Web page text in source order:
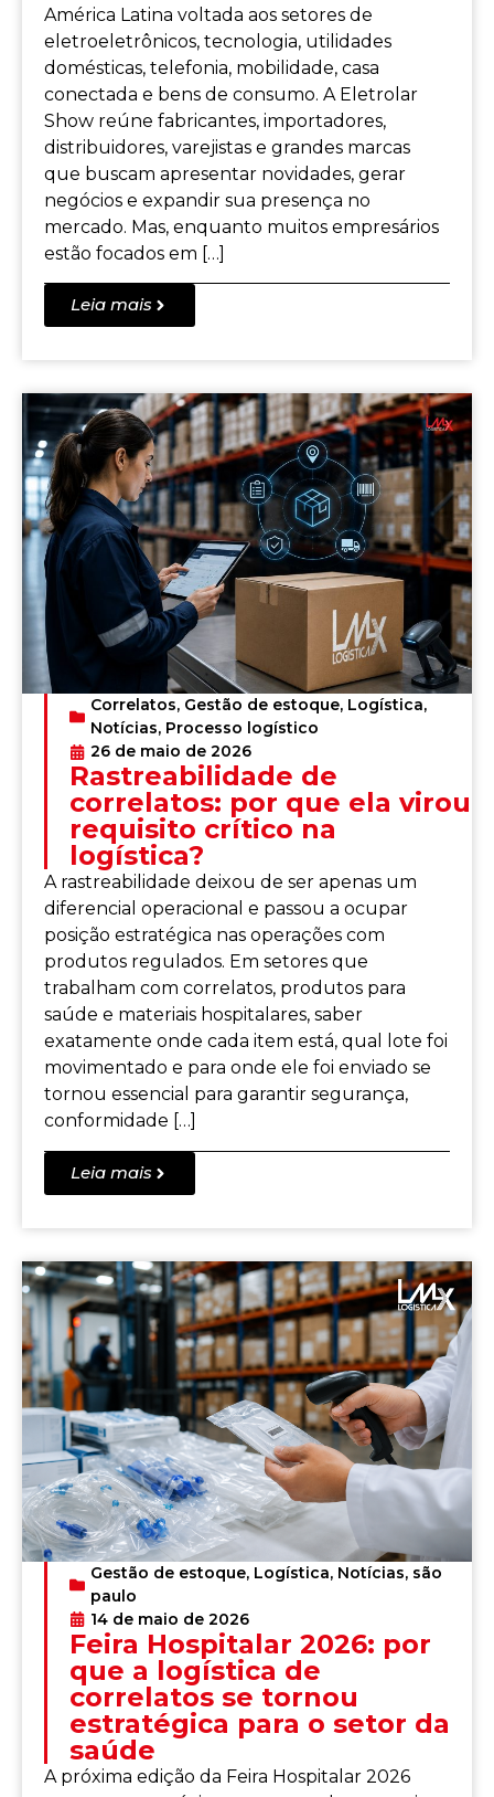
América Latina voltada aos setores de
eletroeletrônicos, tecnologia, utilidades
domésticas, telefonia, mobilidade, casa
conectada e bens de consumo. A Eletrolar
Show reúne fabricantes, importadores,
distribuidores, varejistas e grandes marcas
que buscam apresentar novidades, gerar
negócios e expandir sua presença no
mercado. Mas, enquanto muitos empresários
estão focados em […]
Leia mais
Correlatos, Gestão de estoque, Logística,
Notícias, Processo logístico
26 de maio de 2026
Rastreabilidade de
correlatos: por que ela virou
requisito crítico na
logística?
A rastreabilidade deixou de ser apenas um
diferencial operacional e passou a ocupar
posição estratégica nas operações com
produtos regulados. Em setores que
trabalham com correlatos, produtos para
saúde e materiais hospitalares, saber
exatamente onde cada item está, qual lote foi
movimentado e para onde ele foi enviado se
tornou essencial para garantir segurança,
conformidade […]
Leia mais
Gestão de estoque, Logística, Notícias, são
paulo
14 de maio de 2026
Feira Hospitalar 2026: por
que a logística de
correlatos se tornou
estratégica para o setor da
saúde
A próxima edição da Feira Hospitalar 2026